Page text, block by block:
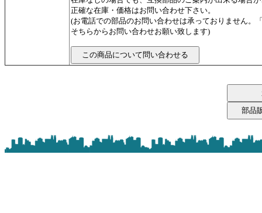
正確な在庫・価格はお問い合わせ下さい。
(お電話での部品のお問い合わせは承っておりません。
そちらからお問い合わせお願い致します)